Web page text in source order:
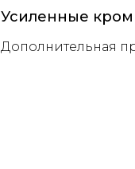
Усиленные
Дополнительная